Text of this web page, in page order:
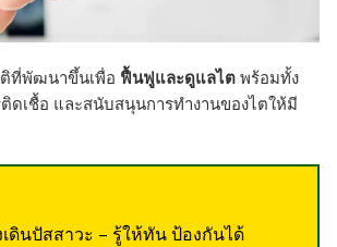
ติที่พัฒนาขึ้นเพื่อ ฟื้นฟูและดูแลไต พร้อมทั้ง
ดเชื้อ และสนับสนุนการทำงานของไตให้มี
ดินปัสสาวะ – รู้ให้ทัน ป้องกันได้